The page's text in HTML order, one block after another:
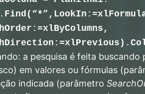
a pesquisa é feita buscando
em valores ou fórmulas
indicada (parâmetro